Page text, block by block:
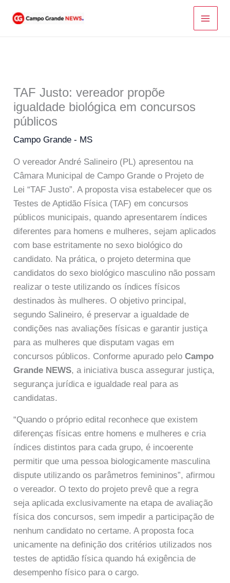
para
TAF Justo: vereador propõe
igualdade biológica em concursos
públicos
Campo Grande - MS
O vereador André Salineiro (PL) apresentou na
Câmara Municipal de Campo Grande o Projeto de
Lei “TAF Justo”. A proposta visa estabelecer que os
Testes de Aptidão Física (TAF) em concursos
públicos municipais, quando apresentarem índices
diferentes para homens e mulheres, sejam aplicados
com base estritamente no sexo biológico do
candidato. Na prática, o projeto determina que
candidatos do sexo biológico masculino não possam
realizar o teste utilizando os índices físicos
destinados às mulheres. O objetivo principal,
segundo Salineiro, é preservar a igualdade de
condições nas avaliações físicas e garantir justiça
para as mulheres que disputam vagas em
concursos públicos. Conforme apurado peloCampo
Grande NEWS, a iniciativa busca assegurar justiça,
segurança jurídica e igualdade real para as
candidatas.
“Quando o próprio edital reconhece que existem
diferenças físicas entre homens e mulheres e cria
índices distintos para cada grupo, é incoerente
permitir que uma pessoa biologicamente masculina
dispute utilizando os parâmetros femininos”, afirmou
o vereador. O texto do projeto prevê que a regra
seja aplicada exclusivamente na etapa de avaliação
física dos concursos, sem impedir a participação de
nenhum candidato no certame. A proposta foca
unicamente na definição dos critérios utilizados nos
testes de aptidão física quando há exigência de
desempenho físico para o cargo.